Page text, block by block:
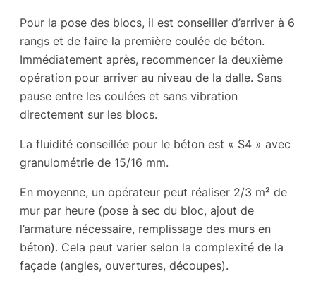
Pour la pose des blocs, il est conseiller d’arriver à 6
rangs et de faire la première coulée de béton.
Immédiatement après, recommencer la deuxième
opération pour arriver au niveau de la dalle. Sans
pause entre les coulées et sans vibration
directement sur les blocs.
La fluidité conseillée pour le béton est « S4 » avec
granulométrie de 15/16 mm.
En moyenne, un opérateur peut réaliser 2/3 m² de
mur par heure (pose à sec du bloc, ajout de
l’armature nécessaire, remplissage des murs en
béton). Cela peut varier selon la complexité de la
façade (angles, ouvertures, découpes).